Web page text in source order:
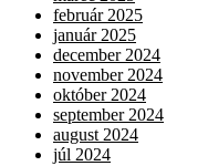
február 2025
január 2025
december 2024
november 2024
október 2024
september 2024
august 2024
júl 2024